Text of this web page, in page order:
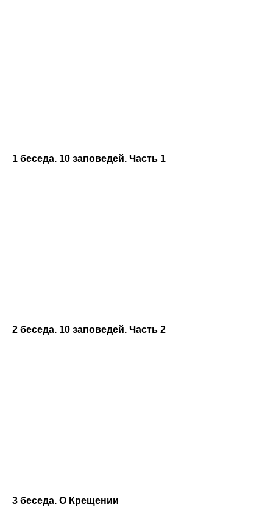
1 беседа. 10 заповедей. Часть 1
2 беседа. 10 заповедей. Часть 2
3 беседа. О Крещении